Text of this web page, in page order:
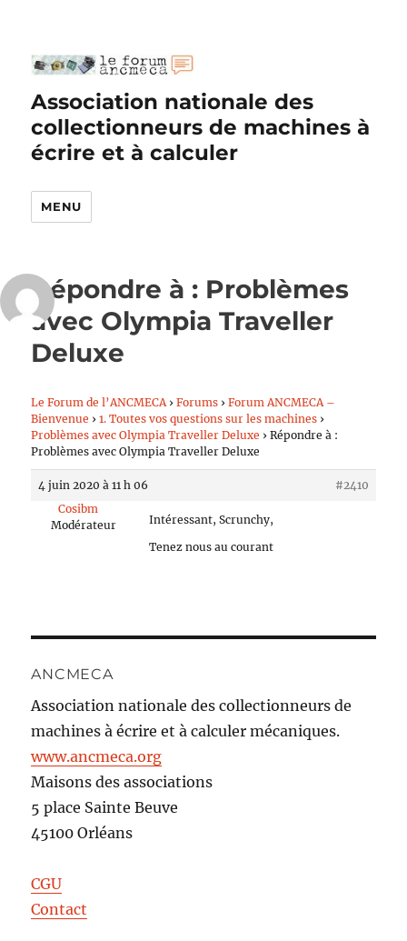
Association nationale des
collectionneurs de machines à
écrire et à calculer
MENU
Répondre à : Problèmes
avec Olympia Traveller
Deluxe
Le Forum de l’ANCMECA › Forums › Forum ANCMECA –
Bienvenue › 1. Toutes vos questions sur les machines ›
Problèmes avec Olympia Traveller Deluxe › Répondre à :
Problèmes avec Olympia Traveller Deluxe
4 juin 2020 à 11 h 06
#2410
Cosibm
Modérateur
Intéressant, Scrunchy,
Tenez nous au courant
ANCMECA
Association nationale des collectionneurs de
machines à écrire et à calculer mécaniques.
www.ancmeca.org
Maisons des associations
5 place Sainte Beuve
45100 Orléans
CGU
Contact